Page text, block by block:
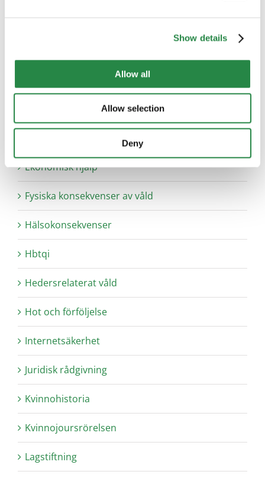
Show details
Allow all
Allow selection
Deny
Ekonomisk hjälp
Fysiska konsekvenser av våld
Hälsokonsekvenser
Hbtqi
Hedersrelaterat våld
Hot och förföljelse
Internetsäkerhet
Juridisk rådgivning
Kvinnohistoria
Kvinnojoursrörelsen
Lagstiftning